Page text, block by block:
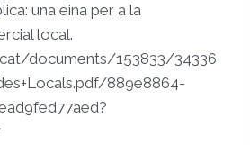
una eina per a la
local.
documents/153833/34336
889e8864-